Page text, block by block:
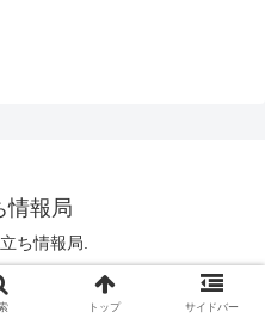
情報局
ち情報局.
トップ サイドバー